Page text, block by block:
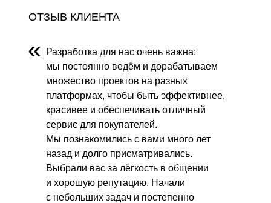
ОТЗЫВ КЛИЕНТА
Разработка для нас очень важна:
мы постоянно ведём и дорабатываем
множество проектов на разных
платформах, чтобы быть эффективнее,
красивее и обеспечивать отличный
сервис для покупателей.
Мы познакомились с вами много лет
назад и долго присматривались.
Выбрали вас за лёгкость в общении
и хорошую репутацию. Начали
с небольших задач и постепенно
«